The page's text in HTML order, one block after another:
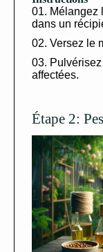
Mélangez
dans un
Versez le
affectées.
Étape 2: